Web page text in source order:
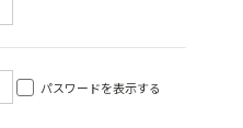
パスワードを表示する